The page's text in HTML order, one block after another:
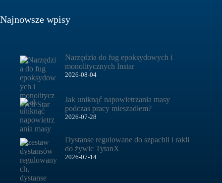
Najnowsze wpisy
Narzędzia do fug epoksydowych i
monolitycznych Instar
2026-08-04
Jak uniknąć napowietrzania masy
podczas pracy mieszadłem?
2026-07-28
Dystanse regulowane do szpachli i rakli
do żywic TytanX
2026-07-14